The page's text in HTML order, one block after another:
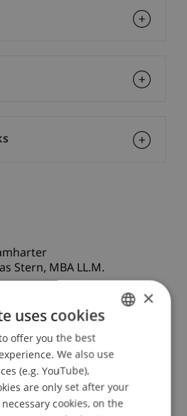
Stern MBA LL.M.
Market Law
und
kommen immer
wandelnde regulatorische
ENGLISH
×
uses cookies
offer you the best
We also use
(e.g. YouTube),
are only set after your
cookies, on the